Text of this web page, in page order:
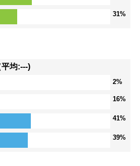
31%
均:---)
2%
16%
41%
39%